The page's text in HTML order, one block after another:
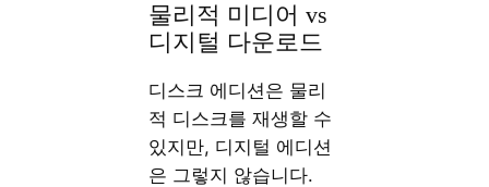
물리적 미디어 vs
디지털 다운로드
디스크 에디션은 물리
적 디스크를 재생할 수
있지만, 디지털 에디션
은 그렇지 않습니다.